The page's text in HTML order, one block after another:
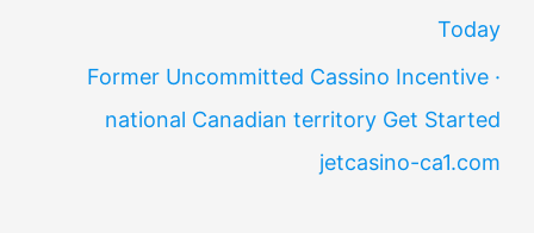
Today
Former Uncommitted Cassino Incentive ·
national Canadian territory Get Started
jetcasino-ca1.com